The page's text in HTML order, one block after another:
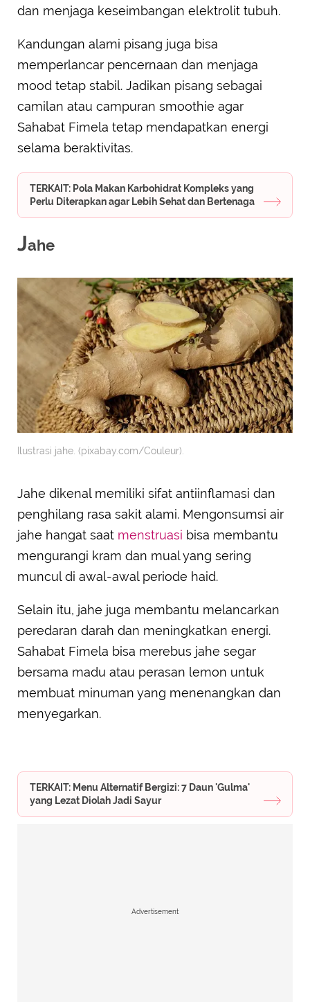
dan menjaga keseimbangan elektrolit tubuh.
Kandungan alami pisang juga bisa
memperlancar pencernaan dan menjaga
mood tetap stabil. Jadikan pisang sebagai
camilan atau campuran smoothie agar
Sahabat Fimela tetap mendapatkan energi
selama beraktivitas.
TERKAIT: Pola Makan Karbohidrat Kompleks yang
Perlu Diterapkan agar Lebih Sehat dan Bertenaga
Jahe
Ilustrasi jahe. (pixabay.com/Couleur).
Jahe dikenal memiliki sifat antiinflamasi dan
penghilang rasa sakit alami. Mengonsumsi air
jahe hangat saat menstruasi bisa membantu
mengurangi kram dan mual yang sering
muncul di awal-awal periode haid.
Selain itu, jahe juga membantu melancarkan
peredaran darah dan meningkatkan energi.
Sahabat Fimela bisa merebus jahe segar
bersama madu atau perasan lemon untuk
membuat minuman yang menenangkan dan
menyegarkan.
TERKAIT: Menu Alternatif Bergizi: 7 Daun 'Gulma'
yang Lezat Diolah Jadi Sayur
Advertisement